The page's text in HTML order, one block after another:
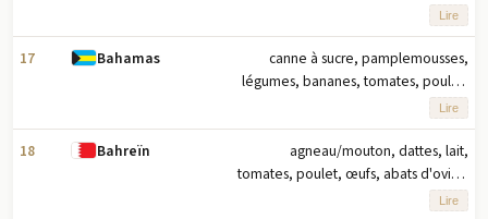
pommes, maïs, coton (2023) note :
dix principaux produits agricoles
basés sur le tonnage
Lire
17 Bahamas
canne à sucre, pamplemousses,
légumes, bananes, tomates, poulet,
fruits tropicaux, oranges, noix de
coco, mangues/goyaves (2023) note :
dix principaux produits agricoles par
tonnage
Lire
18 Bahreïn
agneau/mouton, dattes, lait,
tomates, poulet, œufs, abats d'ovins,
peaux de mouton, aubergines,
Lire